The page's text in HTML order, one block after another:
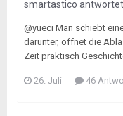
smartastico
@yueci Man schiebt
darunter, öffnet die
Zeit praktisch
26. Juli 46